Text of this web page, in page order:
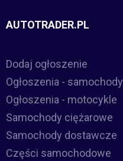
AUTOTRADER.PL
Dodaj ogłoszenie
Ogłoszenia - samochody
Ogłoszenia - motocykle
Samochody ciężarowe
Samochody dostawcze
Części samochodowe